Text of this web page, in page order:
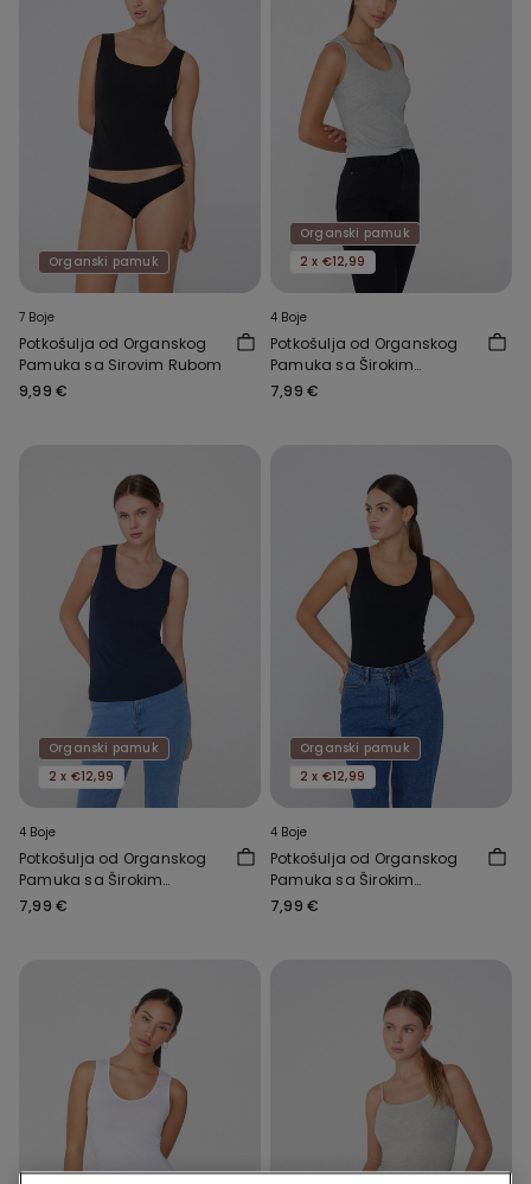
Organski pamuk
7 Boje
Potkošulja od Organskog
Pamuka sa Sirovim Rubom
9,99 €
Organski pamuk
2 x €12,99
4 Boje
Potkošulja od Organskog
Pamuka sa Širokim
Naramenicama i
7,99 €
Organski pamuk
2 x €12,99
4 Boje
Potkošulja od Organskog
Pamuka sa Širokim
Naramenicama i
7,99 €
Organski pamuk
2 x €12,99
4 Boje
Potkošulja od Organskog
Pamuka sa Širokim
Naramenicama i
7,99 €